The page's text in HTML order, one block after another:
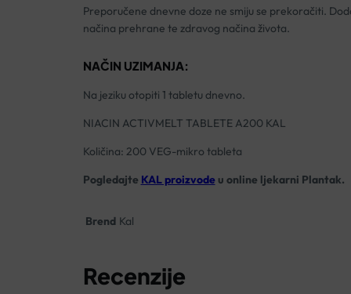
Preporučene dnevne doze ne smiju se prekoračiti.
načina prehrane te zdravog načina života.
NAČIN UZIMANJA:
Na jeziku otopiti 1 tabletu dnevno.
NIACIN ACTIVMELT TABLETE A200 KAL
Količina: 200 VEG-mikro tableta
Pogledajte KAL proizvodeu online ljekarni Plantak.
Brend Kal
Recenzije